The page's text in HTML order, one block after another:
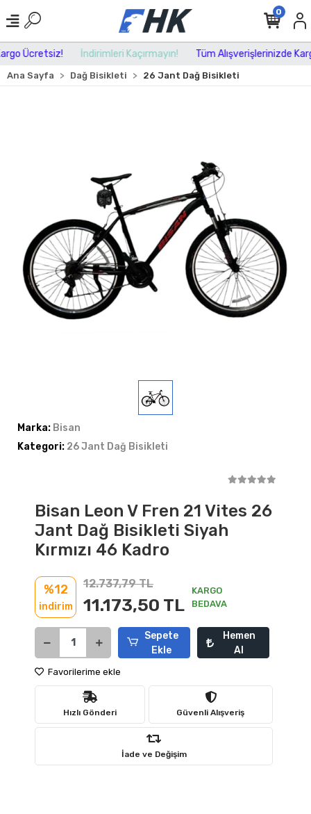
Ücretsiz! İndirimleri Kaçırmayın! Tüm Alışverişlerinizde
0
Ana Sayfa Dağ Bisikleti 26 Jant Dağ Bisikleti
Marka: Bisan
Kategori: 26 Jant Dağ Bisikleti
Bisan Leon V Fren 21 Vites 26
Jant Dağ Bisikleti Siyah
Kırmızı 46 Kadro
%12
indirim
12.737,79 TL
11.173,50 TL
KARGO
BEDAVA
Sepete
Ekle
Hemen
Al
Favorilerime ekle
Hızlı Gönderi Güvenli Alışveriş
İade ve Değişim